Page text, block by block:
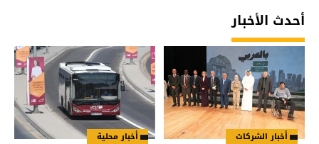
أحدث الأخبار
أخبار الشركات أخبار محلية